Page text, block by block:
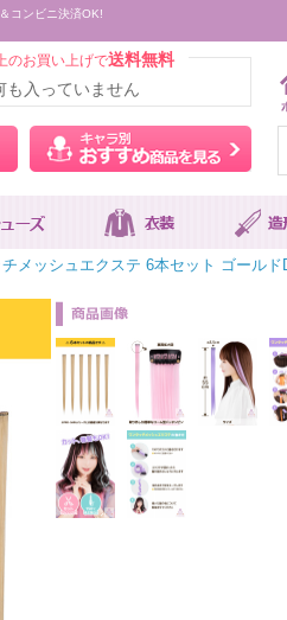
コンビニ決済OK!
のお買い上げで送料無料
も入っていません
ウィッグをカラーから探す キ
メッシュエクステ 6本セット ゴールド